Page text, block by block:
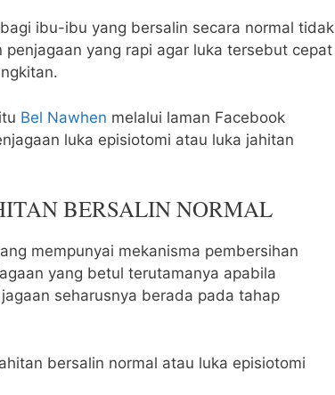
bagi ibu-ibu yang bersalin secara normal tidak
yang rapi agar luka tersebut cepat
Bel Nawhen melalui laman Facebook
luka episiotomi atau luka jahitan
BERSALIN NORMAL
mempunyai mekanisma pembersihan
yang betul terutamanya apabila
seharusnya berada pada tahap
bersalin normal atau luka episiotomi